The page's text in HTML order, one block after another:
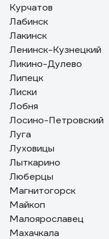
Курчатов
Лабинск
Лакинск
Ленинск-Кузнецкий
Ликино-Дулево
Липецк
Лиски
Лобня
Лосино-Петровский
Луга
Луховицы
Лыткарино
Люберцы
Магнитогорск
Майкоп
Малоярославец
Махачкала